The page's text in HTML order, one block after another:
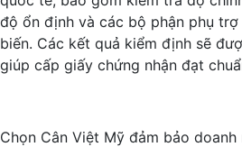
độ ổn định và các bộ phận phụ trợ
biến. Các kết quả kiểm định sẽ
giúp cấp giấy chứng nhận đạt
Chọn Cân Việt Mỹ đảm bảo